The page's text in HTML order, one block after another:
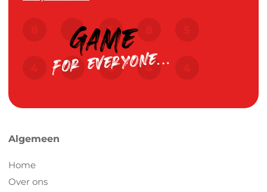
Algemeen
Home
Over ons